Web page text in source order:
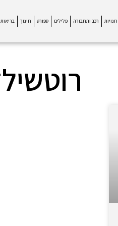
חנויות רכב ותחבורה פלילים ספורט חינוך בריאות
רוטשילד